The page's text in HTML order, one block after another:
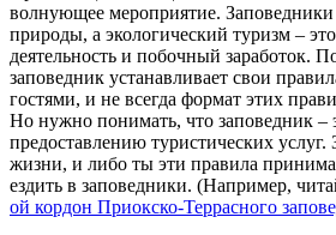
волнующее мероприятие.
природы, а экологический туризм –
деятельность и побочный заработок.
заповедник устанавливает свои
гостями, и не всегда формат этих
Но нужно понимать, что заповедник –
предоставлению туристических услуг.
жизни, и либо ты эти правила
ездить в заповедники. (Например,
ой кордон Приокско-Террасного